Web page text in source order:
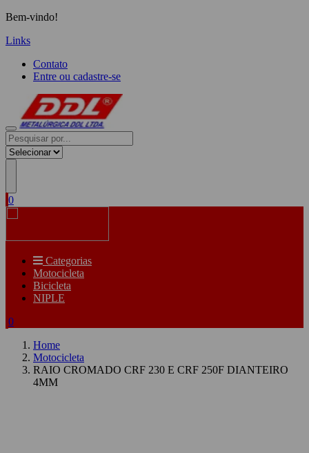
Bem-vindo!
Links
Contato
Entre ou cadastre-se
0
Categorias
Motocicleta
Bicicleta
NIPLE
0
Home
Motocicleta
RAIO CROMADO CRF 230 E CRF 250F DIANTEIRO
4MM